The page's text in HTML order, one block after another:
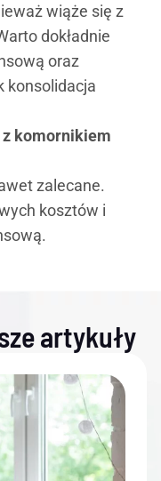
wiąże się z
dokładnie
oraz
konsolidacja
z komornikiem
zalecane.
kosztów i
artykuły